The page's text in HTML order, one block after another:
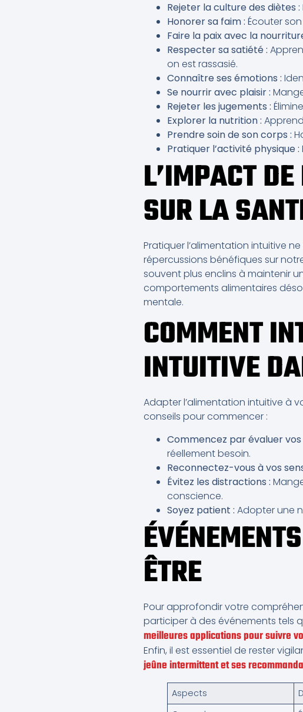
Rejeter la culture des diètes :
Honorer sa faim : Écouter
Faire la paix avec la
Respecter sa satiété :
on est rassasié.
Connaître ses émotions :
Se nourrir avec plaisir :
Rejeter les jugements :
Explorer la nutrition :
Prendre soin de son corps :
Pratiquer l’activité physique :
L’IMPACT
SUR LA
Pratiquer l’alimentation intuitive
répercussions bénéfiques sur
souvent plus enclins à maintenir
comportements alimentaires
mentale.
COMMENT
INTUITIVE
Adapter l’alimentation intuitive à
conseils pour commencer :
Commencez par évaluer vos
réellement besoin.
Reconnectez-vous à vos
Évitez les distractions :
conscience.
Soyez patient : Adopter une
ÊTRE
Pour approfondir votre
participer à des événements tels
meilleures applications pour suivre
Enfin, il est essentiel de rester
jeûne intermittent et ses
Aspects